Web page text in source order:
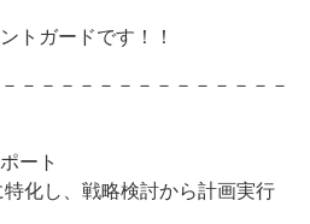
ードです！！
－－－－－－－－－－－－－－
ト
戦略検討から計画実行